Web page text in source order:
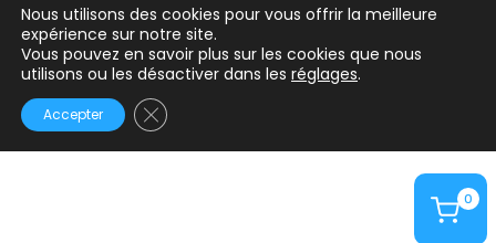
0
Nous utilisons des cookies pour vous offrir la meilleure
expérience sur notre site.
Vous pouvez en savoir plus sur les cookies que nous
utilisons ou les désactiver dans les réglages.
Accepter Fermer la bannière des cookies GDPR
Mentions légales
Conditions générales d’utilisation
Politique de confidentialité